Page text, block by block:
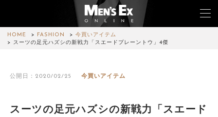
HOME FASHION
今買いアイテム
スーツの足元ハズシの新戦力「スエードプレーントウ」4傑
公開日：2020/02/25 今買いアイテム
スーツの足元ハズシの新戦力「スエード
WATCH